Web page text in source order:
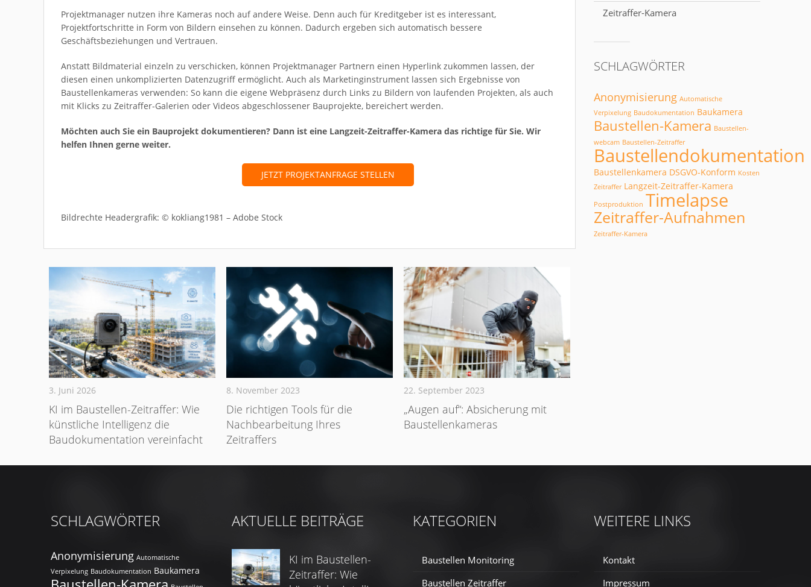
Projektmanager nutzen ihre Kameras noch auf andere Weise. Denn auch für Kreditgeber ist es interessant,
Projektfortschritte in Form von Bildern einsehen zu können. Dadurch ergeben sich automatisch bessere
Geschäftsbeziehungen und Vertrauen.
Anstatt Bildmaterial einzeln zu verschicken, können Projektmanager Partnern einen Hyperlink zukommen lassen, der
diesen einen unkomplizierten Datenzugriff ermöglicht. Auch als Marketinginstrument lassen sich Ergebnisse von
Baustellenkameras verwenden: So kann die eigene Webpräsenz durch Links zu Bildern von laufenden Projekten, als auch
mit Klicks zu Zeitraffer-Galerien oder Videos abgeschlossener Bauprojekte, bereichert werden.
Möchten auch Sie ein Bauprojekt dokumentieren? Dann ist eine Langzeit-Zeitraffer-Kamera das richtige für Sie. Wir
helfen Ihnen gerne weiter.
JETZT PROJEKTANFRAGE STELLEN
Bildrechte Headergrafik: © kokliang1981 – Adobe Stock
3. Juni 2026
KI im Baustellen-Zeitraffer: Wie
künstliche Intelligenz die
Baudokumentation vereinfacht
8. November 2023
Die richtigen Tools für die
Nachbearbeitung Ihres
Zeitraffers
22. September 2023
„Augen auf“: Absicherung mit
Baustellenkameras
Zeitraffer-Kamera
SCHLAGWÖRTER
Anonymisierung Automatische
Verpixelung Baudokumentation Baukamera
Baustellen-Kamera Baustellen-
webcam Baustellen-Zeitraffer
Baustellendokumentation
Baustellenkamera DSGVO-Konform Kosten
Zeitraffer Langzeit-Zeitraffer-Kamera
Postproduktion Timelapse
Zeitraffer-Aufnahmen
Zeitraffer-Kamera
SCHLAGWÖRTER
Anonymisierung Automatische
Verpixelung Baudokumentation Baukamera
AKTUELLE BEITRÄGE
KI im Baustellen-
Zeitraffer: Wie
KATEGORIEN
Baustellen Monitoring
Baustellen Zeitraffer
WEITERE LINKS
Kontakt
Impressum